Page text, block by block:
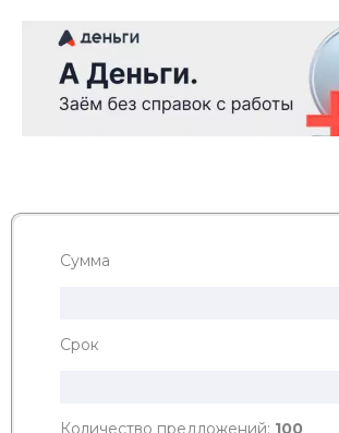
Сумма
Срок
Количество предложений: 100